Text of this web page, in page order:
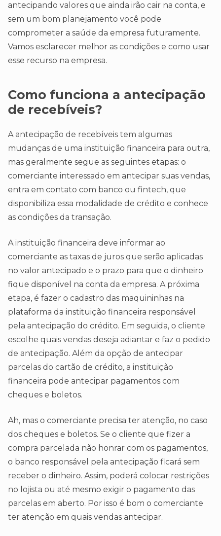
antecipando valores que ainda irão cair na conta, e
sem um bom planejamento você pode
comprometer a saúde da empresa futuramente.
Vamos esclarecer melhor as condições e como usar
esse recurso na empresa.
Como funciona a antecipação
de recebíveis?
A antecipação de recebíveis tem algumas
mudanças de uma instituição financeira para outra,
mas geralmente segue as seguintes etapas: o
comerciante interessado em antecipar suas vendas,
entra em contato com banco ou fintech, que
disponibiliza essa modalidade de crédito e conhece
as condições da transação.
A instituição financeira deve informar ao
comerciante as taxas de juros que serão aplicadas
no valor antecipado e o prazo para que o dinheiro
fique disponível na conta da empresa. A próxima
etapa, é fazer o cadastro das maquininhas na
plataforma da instituição financeira responsável
pela antecipação do crédito. Em seguida, o cliente
escolhe quais vendas deseja adiantar e faz o pedido
de antecipação. Além da opção de antecipar
parcelas do cartão de crédito, a instituição
financeira pode antecipar pagamentos com
cheques e boletos.
Ah, mas o comerciante precisa ter atenção, no caso
dos cheques e boletos. Se o cliente que fizer a
compra parcelada não honrar com os pagamentos,
o banco responsável pela antecipação ficará sem
receber o dinheiro. Assim, poderá colocar restrições
no lojista ou até mesmo exigir o pagamento das
parcelas em aberto. Por isso é bom o comerciante
ter atenção em quais vendas antecipar.